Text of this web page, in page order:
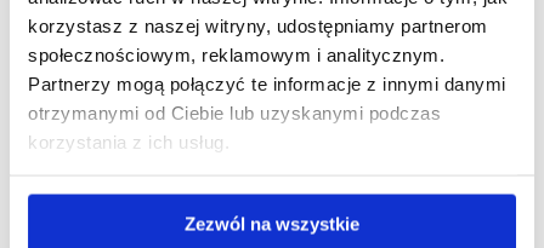
korzystasz z naszej witryny, udostępniamy partnerom
społecznościowym, reklamowym i analitycznym.
Partnerzy mogą połączyć te informacje z innymi danymi
otrzymanymi od Ciebie lub uzyskanymi podczas
korzystania z ich usług.
Zezwól na wszystkie
Grupa założycielska Ośrodka Badawczo-Dydaktycznego
i Transferu Wiedzy Tekst - Dyskurs - Komunikacja organizuje
już od kilku lat wykłady gościnne dla studentów
i pracowników naszego Instytutu, które wygłaszali wiodący
reprezentanci niemieckiej lingwistyki (tekstu): Wolfgang
oraz Karl-Dieter Bünting. Niektórzy z nich byli kilkakrotnie
gośćmi naszego Uniwersytetu. Po wykładach odbywały się